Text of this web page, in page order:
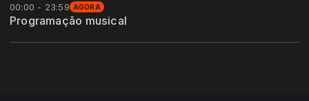
00:00 - 23:59 AGORA
Programação musical